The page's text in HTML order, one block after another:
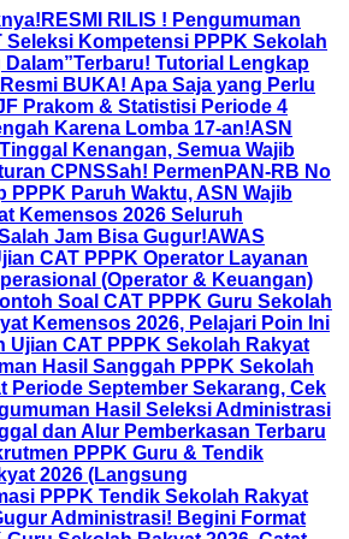
RESMI RILIS ! Pengumuman
Seleksi Kompetensi PPPK Sekolah
Terbaru! Tutorial Lengkap
BUKA! Apa Saja yang Perlu
Prakom & Statistisi Periode 4
Karena Lomba 17-an!ASN
Kenangan, Semua Wajib
CPNSSah! PermenPAN-RB No
PPPK Paruh Waktu, ASN Wajib
Kemensos 2026 Seluruh
Jam Bisa Gugur!AWAS
CAT PPPK Operator Layanan
(Operator & Keuangan)
Soal CAT PPPK Guru Sekolah
Kemensos 2026, Pelajari Poin Ini
Ujian CAT PPPK Sekolah Rakyat
Hasil Sanggah PPPK Sekolah
September Sekarang, Cek
Hasil Seleksi Administrasi
dan Alur Pemberkasan Terbaru
PPPK Guru & Tendik
2026 (Langsung
PPPK Tendik Sekolah Rakyat
Administrasi! Begini Format